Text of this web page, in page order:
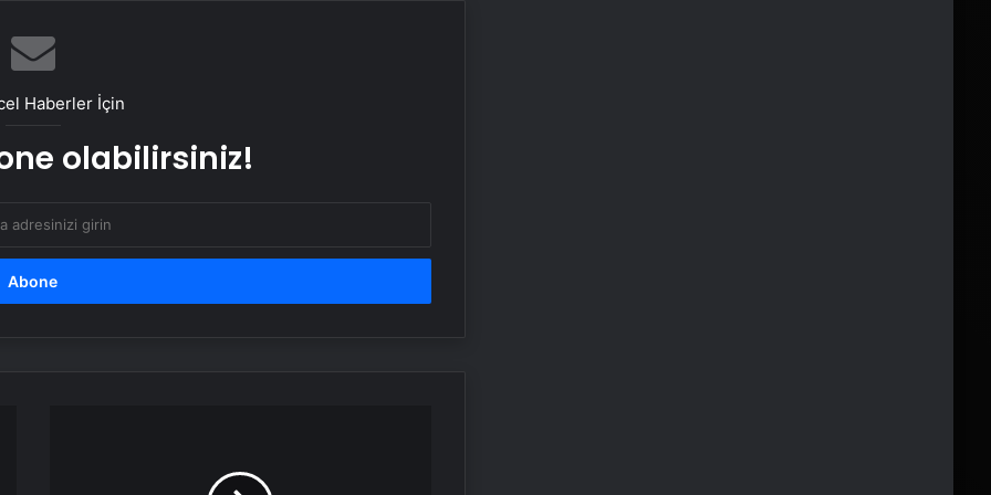
Müdürü Yaralıları Ziyaret Etti
Haberler İçin
olabilirsiniz!